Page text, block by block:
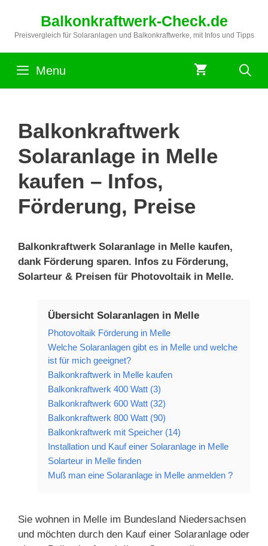
springen
Balkonkraftwerk-Check.de
Preisvergleich für Solaranlagen und Balkonkraftwerke, mit Infos und Tipps
Menu
Balkonkraftwerk
Solaranlage in Melle
kaufen – Infos,
Förderung, Preise
Balkonkraftwerk Solaranlage in Melle kaufen,
dank Förderung sparen. Infos zu Förderung,
Solarteur & Preisen für Photovoltaik in Melle.
Übersicht Solaranlagen in Melle
Photovoltaik Förderung in Melle
Welche Solaranlagen gibt es in Melle und welche
ist für mich geeignet?
Balkonkraftwerk in Melle kaufen
Balkonkraftwerk 400 Watt (3)
Balkonkraftwerk 600 Watt (32)
Balkonkraftwerk 800 Watt (90)
Balkonkraftwerk mit Speicher (14)
Installation und Kauf einer Solaranlage in Melle
Solarteur in Melle finden
Muß man eine Solaranlage in Melle anmelden ?
Sie wohnen in Melle im Bundesland Niedersachsen
und möchten durch den Kauf einer Solaranlage oder